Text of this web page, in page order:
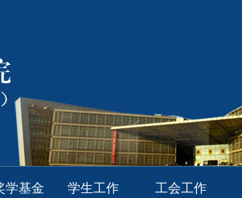
学基金 学生工作 工会工作